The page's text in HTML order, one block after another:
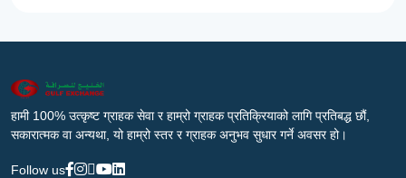
हामी 100% उत्कृष्ट ग्राहक सेवा र हाम्रो ग्राहक प्रतिक्रियाको लागि प्रतिबद्ध छौं,
सकारात्मक वा अन्यथा, यो हाम्रो स्तर र ग्राहक अनुभव सुधार गर्ने अवसर हो।
Follow us